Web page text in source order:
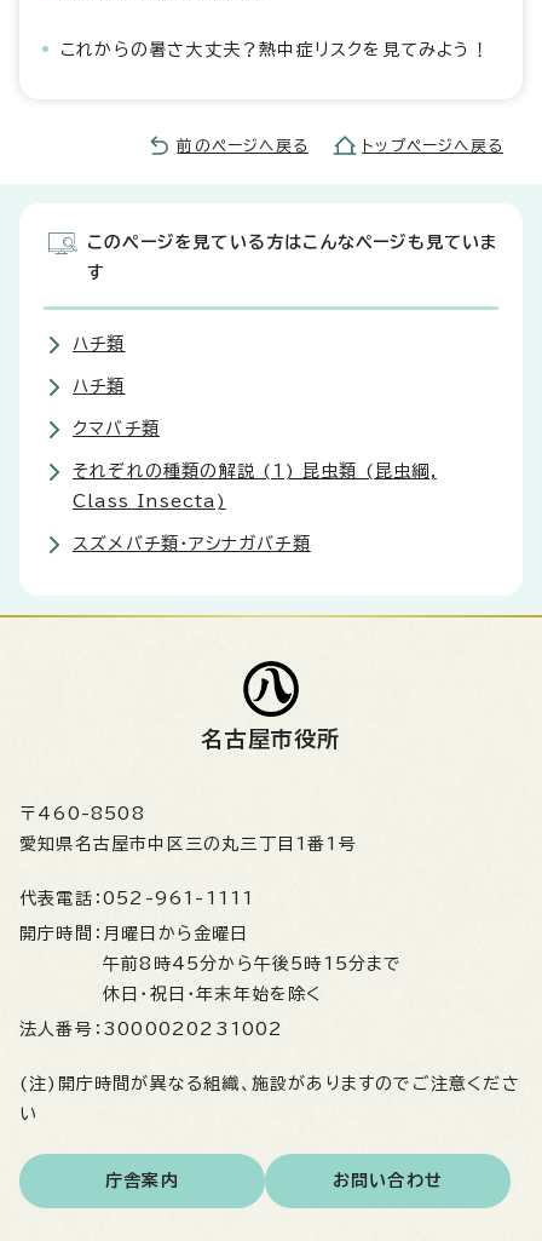
これからの暑さ大丈夫？熱中症リスクを見てみよう！
前のページへ戻る トップページへ戻る
このページを見ている方はこんなページも見ていま
す
ハチ類
ハチ類
クマバチ類
それぞれの種類の解説 (1) 昆虫類 (昆虫綱,
Class Insecta)
スズメバチ類・アシナガバチ類
名古屋市役所
〒460-8508
愛知県名古屋市中区三の丸三丁目1番1号
代表電話： 052-961-1111
開庁時間： 月曜日から金曜日
午前8時45分から午後5時15分まで
休日・祝日・年末年始を除く
法人番号： 3000020231002
(注)開庁時間が異なる組織、施設がありますのでご注意くださ
い
庁舎案内 お問い合わせ